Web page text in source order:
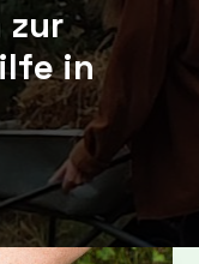
zur
in